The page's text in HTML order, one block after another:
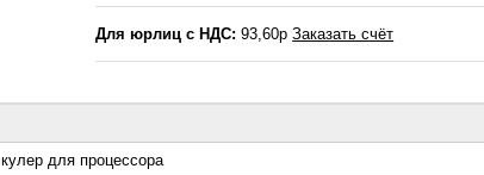
Для юрлиц с НДС: 93,60рЗаказать счёт
кулер для процессора